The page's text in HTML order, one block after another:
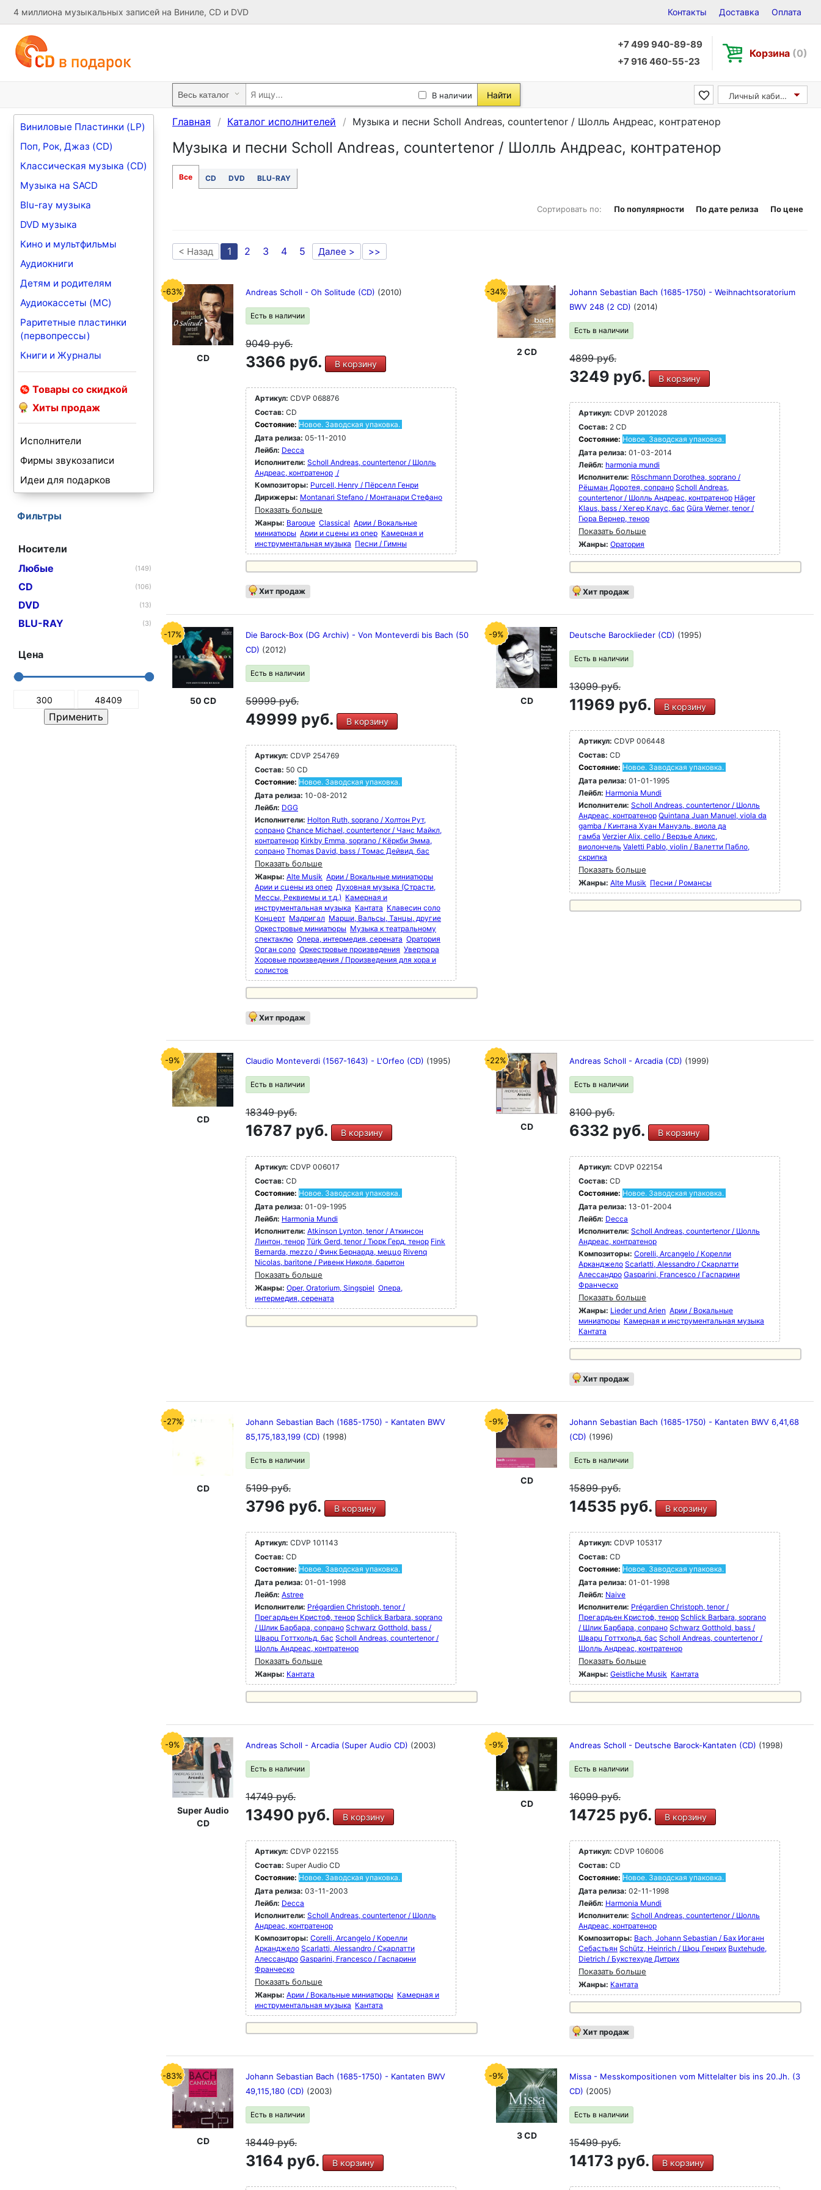
4 миллиона музыкальных записей на Виниле, CD и DVD Контакты Доставка Оплата
+7 499 940-89-89
+7 916 460-55-23
Корзина (0)
В наличии Найти Личный кабинет
Виниловые Пластинки (LP)
Поп, Рок, Джаз (CD)
Классическая музыка (CD)
Музыка на SACD
Blu-ray музыка
DVD музыка
Кино и мультфильмы
Аудиокниги
Детям и родителям
Аудиокассеты (MC)
Раритетные пластинки
(первопрессы)
Книги и Журналы
Товары со скидкой
Хиты продаж
Исполнители
Фирмы звукозаписи
Идеи для подарков
Фильтры
Носители
Любые
(149)
CD (106)
DVD (13)
BLU-RAY (3)
Цена
Главная Каталог исполнителей Музыка и песни Scholl Andreas, countertenor / Шолль Андреас, контратенор
Музыка и песни Scholl Andreas, countertenor / Шолль Андреас, контратенор
Все CD DVD BLU-RAY
Сортировать по: По популярности По дате релиза По цене
< Назад 1 2 3 4 5 Далее > >>
-63%
CD
Andreas Scholl - Oh Solitude (CD) (2010)
Есть в наличии
9049руб.
3366 руб. В корзину
Артикул: CDVP 068876
Состав: CD
Состояние: Новое. Заводская упаковка.
Дата релиза: 05-11-2010
Лейбл: Decca
Исполнители: Scholl Andreas, countertenor / Шолль
Андреас, контратенор /
Композиторы: Purcell, Henry / Пёрселл Генри
Дирижеры: Montanari Stefano / Монтанари Стефано
Показать больше
Жанры: Baroque Classical Арии / Вокальные
миниатюры Арии и сцены из опер Камерная и
инструментальная музыка Песни / Гимны
Хит продаж
-34%
2 CD
Johann Sebastian Bach (1685-1750) - Weihnachtsoratorium
BWV 248 (2 CD) (2014)
Есть в наличии
4899руб.
3249 руб. В корзину
Артикул: CDVP 2012028
Состав: 2 CD
Состояние: Новое. Заводская упаковка.
Дата релиза: 01-03-2014
Лейбл: harmonia mundi
Исполнители: Röschmann Dorothea, soprano /
Рёшман Доротея, сопрано Scholl Andreas,
countertenor / Шолль Андреас, контратенор Häger
Klaus, bass / Хегер Клаус, бас Güra Werner, tenor /
Гюра Вернер, тенор
Показать больше
Жанры: Оратория
Хит продаж
-17%
50 CD
Die Barock-Box (DG Archiv) - Von Monteverdi bis Bach (50
CD) (2012)
Есть в наличии
59999руб.
49999 руб. В корзину
Артикул: CDVP 254769
Состав: 50 CD
Состояние: Новое. Заводская упаковка.
Дата релиза: 10-08-2012
Лейбл: DGG
Исполнители: Holton Ruth, soprano / Холтон Рут,
сопрано Chance Michael, countertenor / Чанс Майкл,
контратенор Kirkby Emma, soprano / Кёркби Эмма,
сопрано Thomas David, bass / Томас Дейвид, бас
Показать больше
Жанры: Alte Musik Арии / Вокальные миниатюры
Арии и сцены из опер Духовная музыка (Страсти,
Мессы, Реквиемы и т.д.) Камерная и
инструментальная музыка Кантата Клавесин соло
Концерт Мадригал Марши, Вальсы, Танцы, другие
Оркестровые миниатюры Музыка к театральному
спектаклю Опера, интермедия, серената Оратория
Орган соло Оркестровые произведения Увертюра
Хоровые произведения / Произведения для хора и
солистов
Хит продаж
-9%
CD
Deutsche Barocklieder (CD) (1995)
Есть в наличии
13099руб.
11969 руб. В корзину
Артикул: CDVP 006448
Состав: CD
Состояние: Новое. Заводская упаковка.
Дата релиза: 01-01-1995
Лейбл: Harmonia Mundi
Исполнители: Scholl Andreas, countertenor / Шолль
Андреас, контратенор Quintana Juan Manuel, viola da
gamba / Кинтана Хуан Мануэль, виола да
гамба Verzier Alix, cello / Верзье Аликс,
виолончель Valetti Pablo, violin / Валетти Пабло,
скрипка
Показать больше
Жанры: Alte Musik Песни / Романсы
-9%
CD
Claudio Monteverdi (1567-1643) - L'Orfeo (CD) (1995)
Есть в наличии
18349руб.
16787 руб. В корзину
Артикул: CDVP 006017
Состав: CD
Состояние: Новое. Заводская упаковка.
Дата релиза: 01-09-1995
Лейбл: Harmonia Mundi
Исполнители: Atkinson Lynton, tenor / Аткинсон
Линтон, тенор Türk Gerd, tenor / Тюрк Герд, тенор Fink
Bernarda, mezzo / Финк Бернарда, меццо Rivenq
Nicolas, baritone / Ривенк Николя, баритон
Показать больше
Жанры: Oper, Oratorium, Singspiel Опера,
интермедия, серената
-22%
CD
Andreas Scholl - Arcadia (CD) (1999)
Есть в наличии
8100руб.
6332 руб. В корзину
Артикул: CDVP 022154
Состав: CD
Состояние: Новое. Заводская упаковка.
Дата релиза: 13-01-2004
Лейбл: Decca
Исполнители: Scholl Andreas, countertenor / Шолль
Андреас, контратенор
Композиторы: Corelli, Arcangelo / Корелли
Арканджело Scarlatti, Alessandro / Скарлатти
Алессандро Gasparini, Francesco / Гаспарини
Франческо
Показать больше
Жанры: Lieder und Arien Арии / Вокальные
миниатюры Камерная и инструментальная музыка
Кантата
Хит продаж
-27%
CD
Johann Sebastian Bach (1685-1750) - Kantaten BWV
85,175,183,199 (CD) (1998)
Есть в наличии
5199руб.
3796 руб. В корзину
Артикул: CDVP 101143
Состав: CD
Состояние: Новое. Заводская упаковка.
Дата релиза: 01-01-1998
Лейбл: Astree
Исполнители: Prégardien Christoph, tenor /
Прегардьен Кристоф, тенор Schlick Barbara, soprano
/ Шлик Барбара, сопрано Schwarz Gotthold, bass /
Шварц Готтхольд, бас Scholl Andreas, countertenor /
Шолль Андреас, контратенор
Показать больше
Жанры: Кантата
-9%
CD
Johann Sebastian Bach (1685-1750) - Kantaten BWV 6,41,68
(CD) (1996)
Есть в наличии
15899руб.
14535 руб. В корзину
Артикул: CDVP 105317
Состав: CD
Состояние: Новое. Заводская упаковка.
Дата релиза: 01-01-1998
Лейбл: Naive
Исполнители: Prégardien Christoph, tenor /
Прегардьен Кристоф, тенор Schlick Barbara, soprano
/ Шлик Барбара, сопрано Schwarz Gotthold, bass /
Шварц Готтхольд, бас Scholl Andreas, countertenor /
Шолль Андреас, контратенор
Показать больше
Жанры: Geistliche Musik Кантата
-9%
Super Audio
CD
Andreas Scholl - Arcadia (Super Audio CD) (2003)
Есть в наличии
14749руб.
13490 руб. В корзину
Артикул: CDVP 022155
Состав: Super Audio CD
Состояние: Новое. Заводская упаковка.
Дата релиза: 03-11-2003
Лейбл: Decca
Исполнители: Scholl Andreas, countertenor / Шолль
Андреас, контратенор
Композиторы: Corelli, Arcangelo / Корелли
Арканджело Scarlatti, Alessandro / Скарлатти
Алессандро Gasparini, Francesco / Гаспарини
Франческо
Показать больше
Жанры: Арии / Вокальные миниатюры Камерная и
инструментальная музыка Кантата
-9%
CD
Andreas Scholl - Deutsche Barock-Kantaten (CD) (1998)
Есть в наличии
16099руб.
14725 руб. В корзину
Артикул: CDVP 106006
Состав: CD
Состояние: Новое. Заводская упаковка.
Дата релиза: 02-11-1998
Лейбл: Harmonia Mundi
Исполнители: Scholl Andreas, countertenor / Шолль
Андреас, контратенор
Композиторы: Bach, Johann Sebastian / Бах Иоганн
Себастьян Schütz, Heinrich / Шюц Генрих Buxtehude,
Dietrich / Букстехуде Дитрих
Показать больше
Жанры: Кантата
Хит продаж
-83%
CD
Johann Sebastian Bach (1685-1750) - Kantaten BWV
49,115,180 (CD) (2003)
Есть в наличии
18449руб.
3164 руб. В корзину
-9%
3 CD
Missa - Messkompositionen vom Mittelalter bis ins 20.Jh. (3
CD) (2005)
Есть в наличии
15499руб.
14173 руб. В корзину